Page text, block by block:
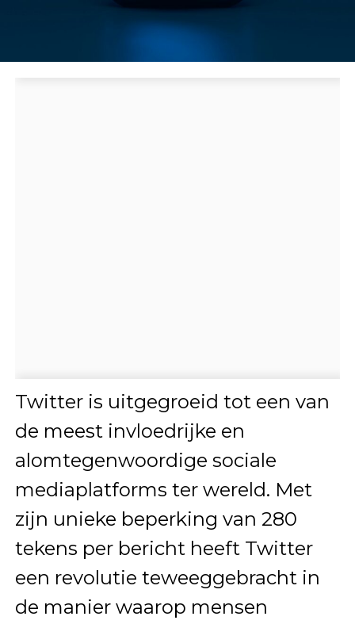
Twitter is uitgegroeid tot een van
de meest invloedrijke en
alomtegenwoordige sociale
mediaplatforms ter wereld. Met
zijn unieke beperking van 280
tekens per bericht heeft Twitter
een revolutie teweeggebracht in
de manier waarop mensen